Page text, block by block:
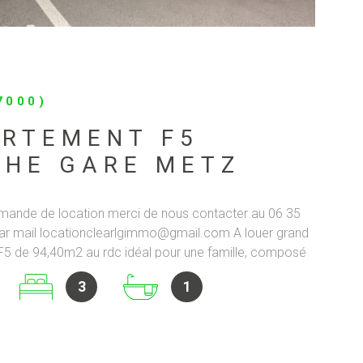
F5
GARE METZ
de location merci de nous contacter au 06 35
mail locationclearlgimmo@gmail.com A louer grand
de 94,40m2 au rdc idéal pour une famille, composé
grand salon-séjour, trois belles chambres, une salle
de bain, un wc, emplacement de parking. Idéalement
3 1